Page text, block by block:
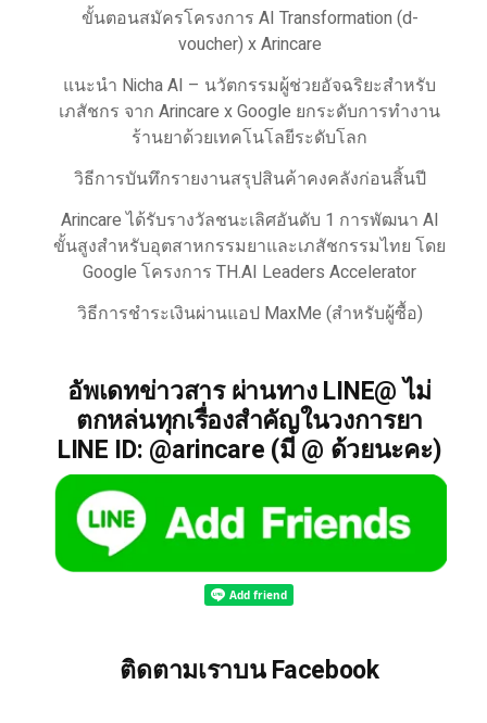
ขั้นตอนสมัครโครงการ AI Transformation (d-
voucher) x Arincare
แนะนำ Nicha AI – นวัตกรรมผู้ช่วยอัจฉริยะสำหรับ
เภสัชกร จาก Arincare x Google ยกระดับการทำงาน
ร้านยาด้วยเทคโนโลยีระดับโลก
วิธีการบันทึกรายงานสรุปสินค้าคงคลังก่อนสิ้นปี
Arincare ได้รับรางวัลชนะเลิศอันดับ 1 การพัฒนา AI
ขั้นสูงสำหรับอุตสาหกรรมยาและเภสัชกรรมไทย โดย
Google โครงการ TH.AI Leaders Accelerator
วิธีการชำระเงินผ่านแอป MaxMe (สำหรับผู้ซื้อ)
อัพเดทข่าวสาร ผ่านทาง LINE@ ไม่
ตกหล่นทุกเรื่องสำคัญในวงการยา
LINE ID: @arincare (มี @ ด้วยนะคะ)
ติดตามเราบน Facebook